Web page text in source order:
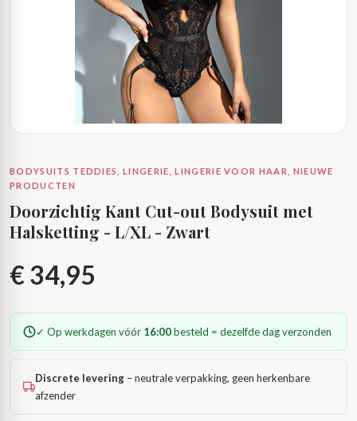
BODYSUITS TEDDIES, LINGERIE, LINGERIE VOOR HAAR, NIEUWE
PRODUCTEN
Doorzichtig Kant Cut-out Bodysuit met
Halsketting - L/XL - Zwart
€34,95
✓ Op werkdagen vóór 16:00besteld = dezelfde dag verzonden
Discrete levering – neutrale verpakking, geen herkenbare
afzender